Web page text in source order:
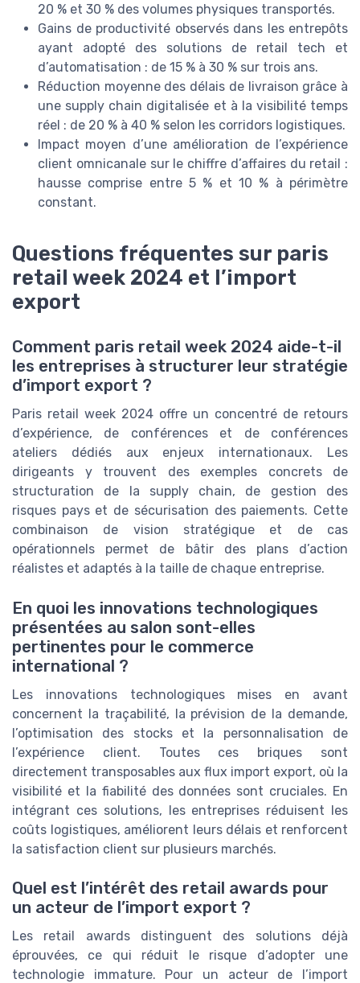
20 % et 30 % des volumes physiques transportés.
Gains de productivité observés dans les entrepôts
ayant adopté des solutions de retail tech et
d’automatisation : de 15 % à 30 % sur trois ans.
Réduction moyenne des délais de livraison grâce à
une supply chain digitalisée et à la visibilité temps
réel : de 20 % à 40 % selon les corridors logistiques.
Impact moyen d’une amélioration de l’expérience
client omnicanale sur le chiffre d’affaires du retail :
hausse comprise entre 5 % et 10 % à périmètre
constant.
Questions fréquentes sur paris
retail week 2024 et l’import
export
Comment paris retail week 2024 aide-t-il
les entreprises à structurer leur stratégie
d’import export ?
Paris retail week 2024 offre un concentré de retours
d’expérience, de conférences et de conférences
ateliers dédiés aux enjeux internationaux. Les
dirigeants y trouvent des exemples concrets de
structuration de la supply chain, de gestion des
risques pays et de sécurisation des paiements. Cette
combinaison de vision stratégique et de cas
opérationnels permet de bâtir des plans d’action
réalistes et adaptés à la taille de chaque entreprise.
En quoi les innovations technologiques
présentées au salon sont-elles
pertinentes pour le commerce
international ?
Les innovations technologiques mises en avant
concernent la traçabilité, la prévision de la demande,
l’optimisation des stocks et la personnalisation de
l’expérience client. Toutes ces briques sont
directement transposables aux flux import export, où la
visibilité et la fiabilité des données sont cruciales. En
intégrant ces solutions, les entreprises réduisent les
coûts logistiques, améliorent leurs délais et renforcent
la satisfaction client sur plusieurs marchés.
Quel est l’intérêt des retail awards pour
un acteur de l’import export ?
Les retail awards distinguent des solutions déjà
éprouvées, ce qui réduit le risque d’adopter une
technologie immature. Pour un acteur de l’import